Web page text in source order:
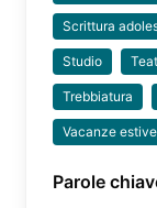
Scrittura
Studio
Trebbiatura
Vacanze estive
Parole